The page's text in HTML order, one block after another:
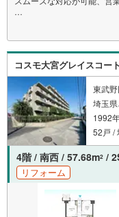
■安心の新耐震基準、オー
■ペット飼育可能（犬猫は1
≪さいたま不動産よりお客
【小さな会社ですが経験豊
当社スタッフは色々な不動
大手には少ない迅速・丁寧
【お買い替えや売却ご検討
さいたま市や川口市はもち
福島県等の遠方や、事故物
当社直接の買い取りもして
コスモ大宮グレイスコート
東武
埼玉
1992
52戸 /
4階 / 南西 / 57.68m2 /
リフォーム